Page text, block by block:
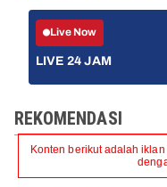
Live Now
LIVE 24 JAM